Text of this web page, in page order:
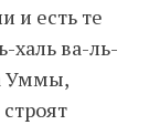
и есть те
халь ва-ль-
Уммы,